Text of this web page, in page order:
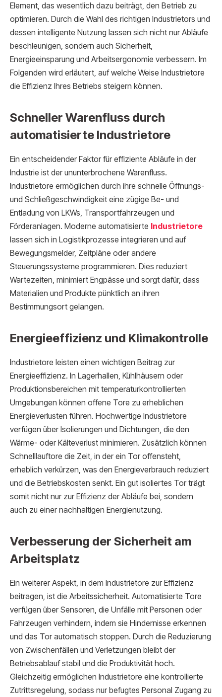
Element, das wesentlich dazu beiträgt, den Betrieb zu
optimieren. Durch die Wahl des richtigen Industrietors und
dessen intelligente Nutzung lassen sich nicht nur Abläufe
beschleunigen, sondern auch Sicherheit,
Energieeinsparung und Arbeitsergonomie verbessern. Im
Folgenden wird erläutert, auf welche Weise Industrietore
die Effizienz Ihres Betriebs steigern können.
Schneller Warenfluss durch
automatisierte Industrietore
Ein entscheidender Faktor für effiziente Abläufe in der
Industrie ist der ununterbrochene Warenfluss.
Industrietore ermöglichen durch ihre schnelle Öffnungs-
und Schließgeschwindigkeit eine zügige Be- und
Entladung von LKWs, Transportfahrzeugen und
Förderanlagen. Moderne automatisierte Industrietore
lassen sich in Logistikprozesse integrieren und auf
Bewegungsmelder, Zeitpläne oder andere
Steuerungssysteme programmieren. Dies reduziert
Wartezeiten, minimiert Engpässe und sorgt dafür, dass
Materialien und Produkte pünktlich an ihren
Bestimmungsort gelangen.
Energieeffizienz und Klimakontrolle
Industrietore leisten einen wichtigen Beitrag zur
Energieeffizienz. In Lagerhallen, Kühlhäusern oder
Produktionsbereichen mit temperaturkontrollierten
Umgebungen können offene Tore zu erheblichen
Energieverlusten führen. Hochwertige Industrietore
verfügen über Isolierungen und Dichtungen, die den
Wärme- oder Kälteverlust minimieren. Zusätzlich können
Schnelllauftore die Zeit, in der ein Tor offensteht,
erheblich verkürzen, was den Energieverbrauch reduziert
und die Betriebskosten senkt. Ein gut isoliertes Tor trägt
somit nicht nur zur Effizienz der Abläufe bei, sondern
auch zu einer nachhaltigen Energienutzung.
Verbesserung der Sicherheit am
Arbeitsplatz
Ein weiterer Aspekt, in dem Industrietore zur Effizienz
beitragen, ist die Arbeitssicherheit. Automatisierte Tore
verfügen über Sensoren, die Unfälle mit Personen oder
Fahrzeugen verhindern, indem sie Hindernisse erkennen
und das Tor automatisch stoppen. Durch die Reduzierung
von Zwischenfällen und Verletzungen bleibt der
Betriebsablauf stabil und die Produktivität hoch.
Gleichzeitig ermöglichen Industrietore eine kontrollierte
Zutrittsregelung, sodass nur befugtes Personal Zugang zu